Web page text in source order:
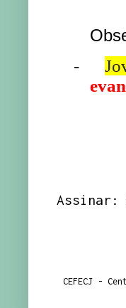
-
Assinar:
CEFECJ -